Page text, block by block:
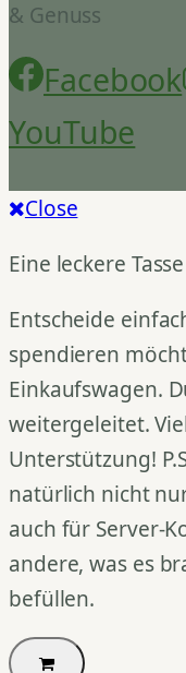
& Genuss
Facebook
YouTube
Close
Eine leckere
Entscheide
spendieren
Einkaufswagen.
weitergeleitet.
Unterstützung!
natürlich nicht
auch für Server-
andere, was es
befüllen.